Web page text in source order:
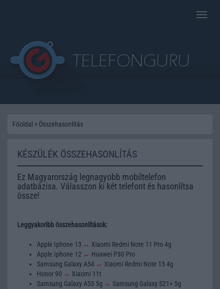
Toggle
Főoldal > Összehasonlítás
KÉSZÜLÉK ÖSSZEHASONLÍTÁS
Ez Magyarország legnagyobb mobiltelefon
adatbázisa. Válasszon ki két telefont és hasonlítsa
össze!
Leggyakoribb összehasonlítások:
Apple Iphone 13 ↔ Xiaomi Redmi Note 11 Pro 4g
Apple Iphone 12 ↔ Huawei P30 Pro
Samsung Galaxy A54 ↔ Xiaomi Redmi Note 13 4g
Honor 90 ↔ Xiaomi 11t
Samsung Galaxy A53 5g ↔ Samsung Galaxy S21+ 5g